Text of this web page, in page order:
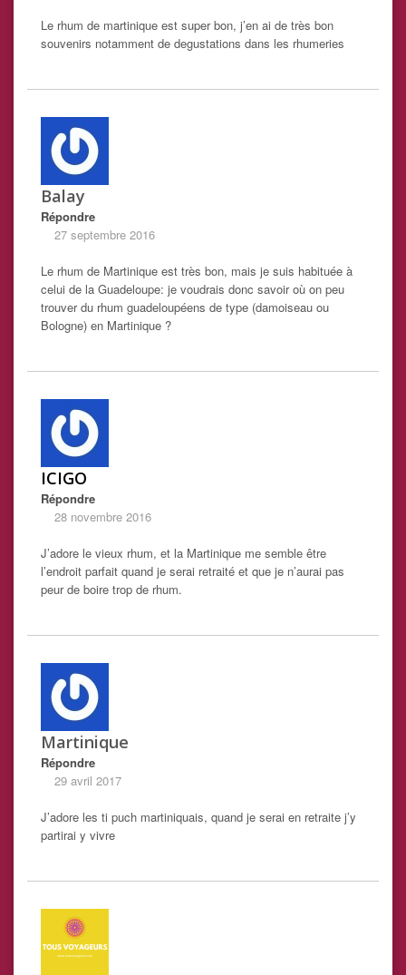
Le rhum de martinique est super bon, j’en ai de très bon
souvenirs notamment de degustations dans les rhumeries
Balay
Répondre
27 septembre 2016
Le rhum de Martinique est très bon, mais je suis habituée à
celui de la Guadeloupe: je voudrais donc savoir où on peu
trouver du rhum guadeloupéens de type (damoiseau ou
Bologne) en Martinique ?
ICIGO
Répondre
28 novembre 2016
J’adore le vieux rhum, et la Martinique me semble être
l’endroit parfait quand je serai retraité et que je n’aurai pas
peur de boire trop de rhum.
Martinique
Répondre
29 avril 2017
J’adore les ti puch martiniquais, quand je serai en retraite j’y
partirai y vivre